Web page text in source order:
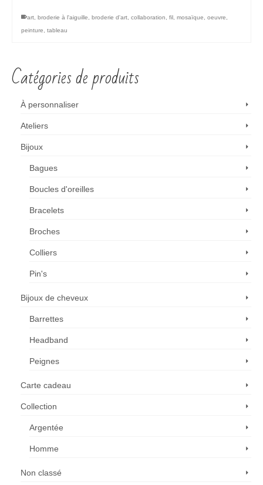
art broderie à l'aiguille broderie d'art collaboration fil mosaïque oeuvre
peinture
tableau
Catégories de produits
À personnaliser
Ateliers
Bijoux
Bagues
Boucles d'oreilles
Bracelets
Broches
Colliers
Pin's
Bijoux de cheveux
Barrettes
Headband
Peignes
Carte cadeau
Collection
Argentée
Homme
Non classé